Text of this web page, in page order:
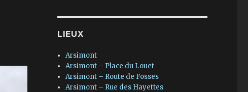
LIEUX
Arsimont
Arsimont – Place du Louet
Arsimont – Route de Fosses
Arsimont – Rue des Hayettes